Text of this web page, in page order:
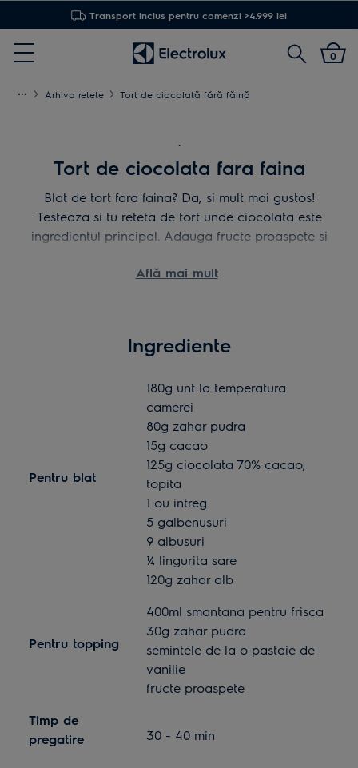
Transport inclus pentru comenzi >4.999 lei
Menu
Cautare0
Arhiva retete Tort de ciocolată fără făină
.
Tort de ciocolata fara faina
Blat de tort fara faina? Da, si mult mai gustos!
Testeaza si tu reteta de tort unde ciocolata este
ingredientul principal. Adauga fructe proaspete si
desert delicios in stilul #MakeLifeDelicious.
Află mai mult
Ingrediente
Pentru blat
180g unt la temperatura
camerei
80g zahar pudra
15g cacao
125g ciocolata 70% cacao,
topita
1 ou intreg
5 galbenusuri
9 albusuri
¼ lingurita sare
120g zahar alb
Pentru topping
400ml smantana pentru frisca
30g zahar pudra
semintele de la o pastaie de
vanilie
fructe proaspete
Timp de
pregatire
30 - 40 min